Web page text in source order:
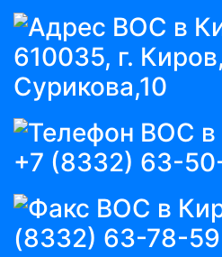
610035, г.
Сурикова,10
+7 (8332) 63-
(8332) 63-78-59